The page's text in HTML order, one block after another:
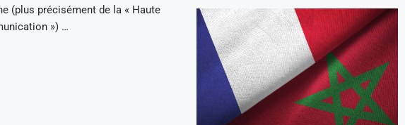
(plus précisément de la « Haute
») …